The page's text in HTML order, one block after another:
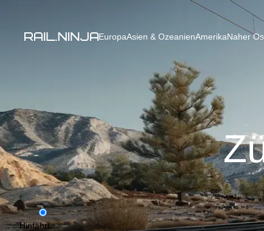
EuropaAsien & OzeanienAmerikaNaher
Hinfahrt